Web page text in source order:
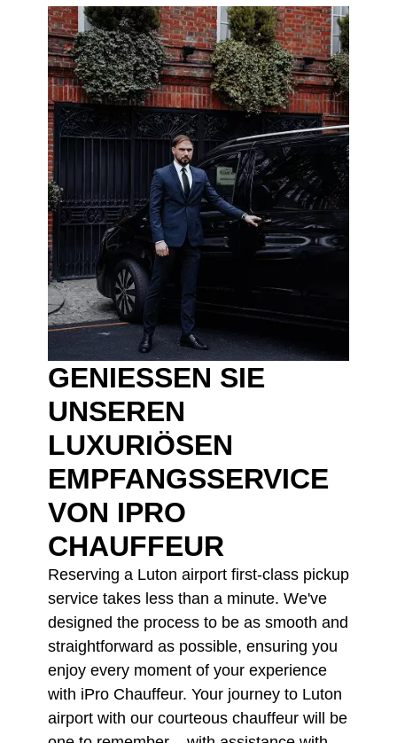
GENIESSEN SIE U
NSEREN L
UXURIÖSEN E
MPFANGSSERVICE V
ON IPRO C
HAUFFEUR
Reserving a Luton airport first-class pickup
service takes less than a minute. We've
designed the process to be as smooth and
straightforward as possible, ensuring you
enjoy every moment of your experience
with iPro Chauffeur. Your journey to Luton
airport with our courteous chauffeur will be